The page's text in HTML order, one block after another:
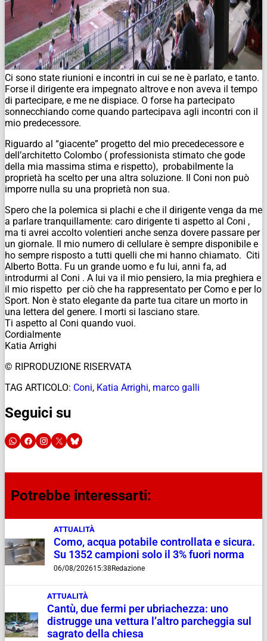
Ci sono state riunioni e incontri in cui se ne è parlato, e tanto.
Forse il dirigente era impegnato altrove e non aveva il tempo
di partecipare, e me ne dispiace. O forse ha partecipato
sonnecchiando come quando partecipava agli incontri con il
mio predecessore.
Riguardo al “giacente” progetto del mio precedecessore e
dell’architetto Colombo ( professionista stimato che gode
della mia massima stima e rispetto), probabilmente la
proprietà ha scelto per una altra soluzione. Il Coni non può
imporre nulla su una proprietà non sua.
Spero che la polemica si plachi e che il dirigente venga da me
a parlare tranquillamente: caro dirigente ti aspetto al Coni ,
ma ti avrei accolto volentieri anche senza dovere passare per
un giornale. Il mio numero di cellulare è sempre disponibile e
ho sempre risposto a tutti quelli che mi hanno chiamato. Citi
Alberto Botta. Fu un grande uomo e fu lui, anni fa, ad
introdurmi al Coni . A lui va il mio pensiero, la mia preghiera e
il mio rispetto per ciò che ha rappresentato per Como e per lo
Sport. Non è stato elegante da parte tua citare un morto in
una lettera del genere. I morti si lasciano stare.
Ti aspetto al Coni quando vuoi.
Cordialmente
Katia Arrighi
© RIPRODUZIONE RISERVATA
TAG ARTICOLO: Coni, Katia Arrighi, marco galli
Seguici su
Potrebbe interessarti:
ATTUALITÀ
Como, acqua potabile controllata e sicura.
Su 1352 campioni solo il 3% fuori norma
06/08/202615:38 Redazione
ATTUALITÀ
Cantù, due fermi per ubriachezza: uno
distrugge una vettura l’altro parcheggia sul
sagrato della chiesa